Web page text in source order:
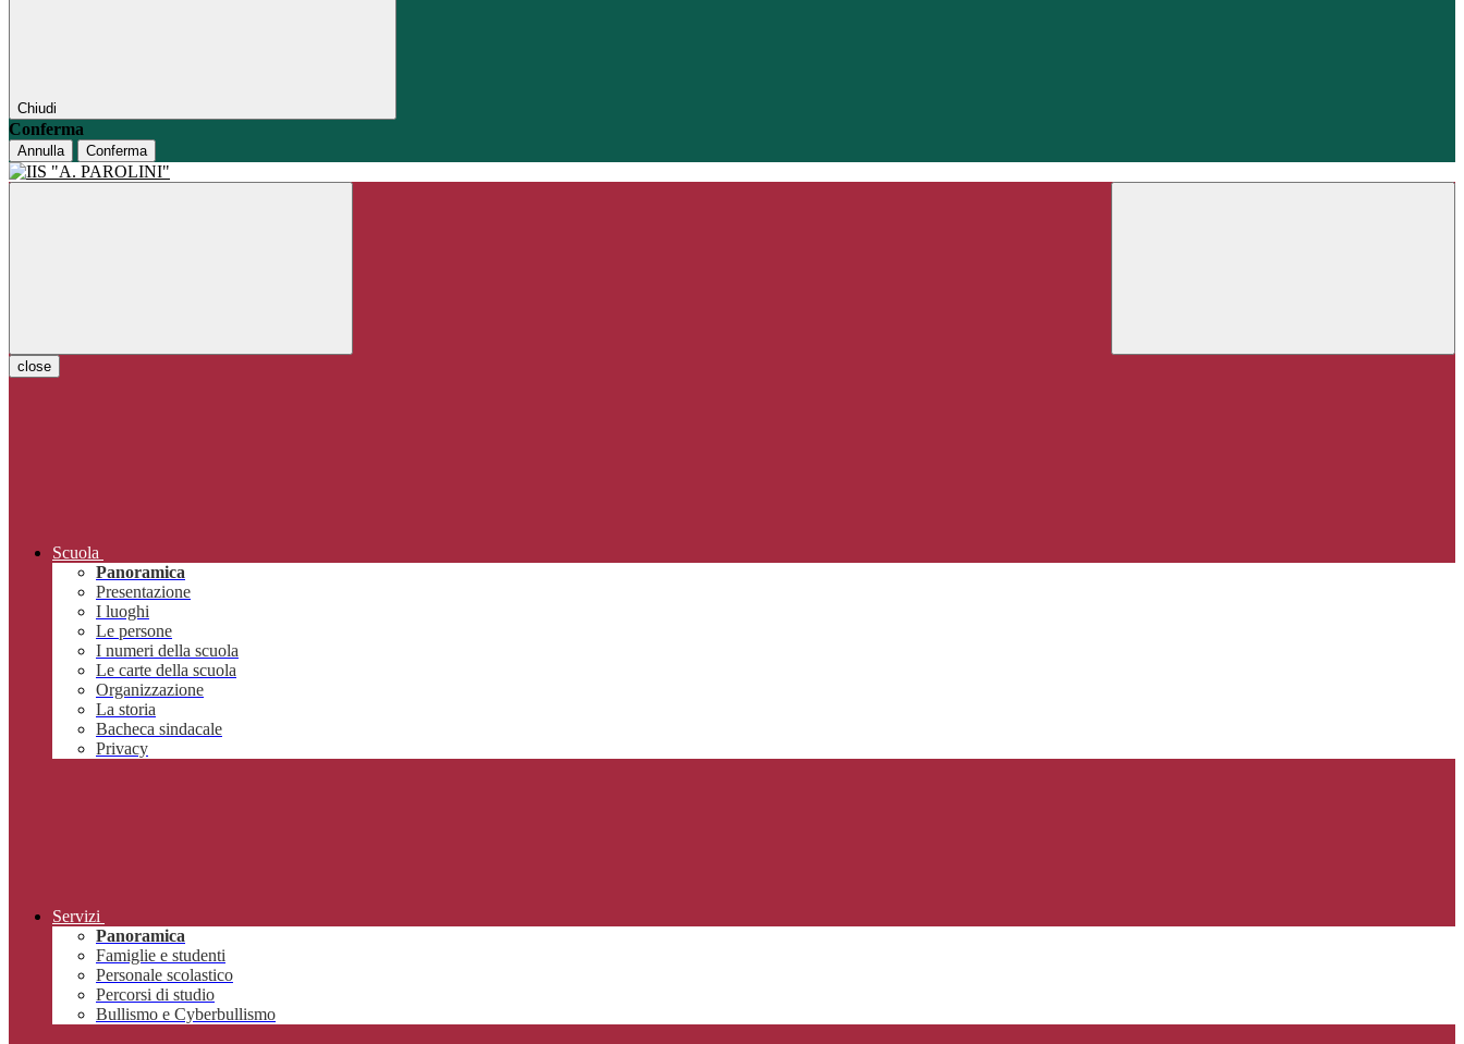
Chiudi
Conferma
Annulla Conferma
close
Scuola
Panoramica
Presentazione
I luoghi
Le persone
I numeri della scuola
Le carte della scuola
Organizzazione
La storia
Bacheca sindacale
Privacy
Servizi
Panoramica
Famiglie e studenti
Personale scolastico
Percorsi di studio
Bullismo e Cyberbullismo